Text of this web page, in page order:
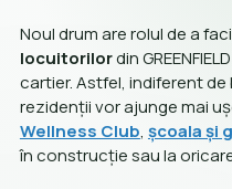
Noul drum are rolul de a
locuitorilordin
cartier. Astfel, indiferent
rezidenții vor ajunge mai
Wellness Club, școala și
în construcție sau la